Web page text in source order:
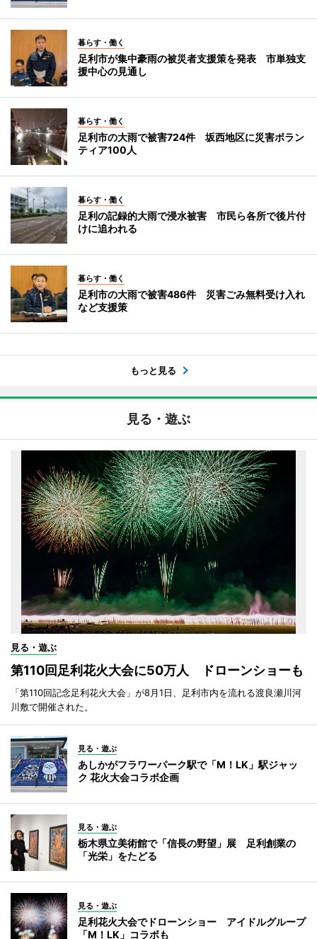
暮らす・働く
足利市が集中豪雨の被災者支援策を発表 市単独支
援中心の見通し
暮らす・働く
足利市の大雨で被害724件 坂西地区に災害ボラン
ティア100人
暮らす・働く
足利の記録的大雨で浸水被害 市民ら各所で後片付
けに追われる
暮らす・働く
足利市の大雨で被害486件 災害ごみ無料受け入れ
など支援策
もっと見る
見る・遊ぶ
見る・遊ぶ
第110回足利花火大会に50万人 ドローンショーも
「第110回記念足利花火大会」が8月1日、足利市内を流れる渡良瀬川河
川敷で開催された。
見る・遊ぶ
あしかがフラワーパーク駅で「M！LK」駅ジャッ
ク 花火大会コラボ企画
見る・遊ぶ
栃木県立美術館で「信長の野望」展 足利創業の
「光栄」をたどる
見る・遊ぶ
足利花火大会でドローンショー アイドルグループ
「M！LK」コラボも